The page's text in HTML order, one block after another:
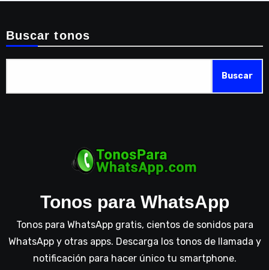
Buscar tonos
Buscar
Tonos para WhatsApp
Tonos para WhatsApp gratis, cientos de sonidos para
WhatsApp y otras apps. Descarga los tonos de llamada y
notificación para hacer único tu smartphone.